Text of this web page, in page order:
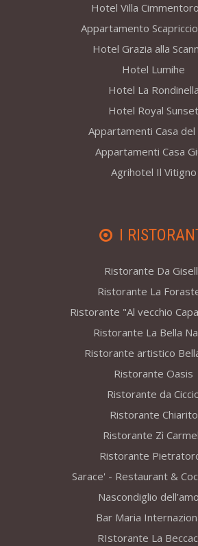
Hotel Villa
Appartamento
Hotel Grazia alla
Hotel Lumihe
Hotel La Rondinella
Hotel Royal Sunset
Appartamenti Casa del
Appartamenti Casa
Agrihotel Il Vitigno
I
Ristorante Da
Ristorante La
Ristorante "Al vecchio
Ristorante La Bella
Ristorante artistico
Ristorante Oasis
Ristorante da
Ristorante Chiarito
Ristorante Zì
Ristorante
Sarace' - Restaurant &
Nascondiglio
Bar Maria
RIstorante La